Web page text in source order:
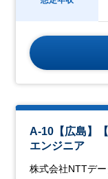
A-10【広島】
エンジニア
株式会社NTTデー